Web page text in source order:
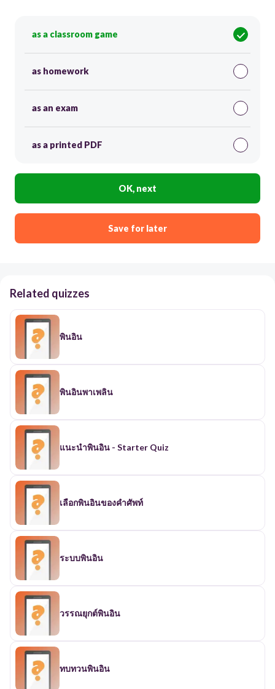
as a classroom game
as homework
as an exam
as a printed PDF
OK, next
Save for later
Related quizzes
พินอิน
พินอินพาเพลิน
แนะนำพินอิน - Starter Quiz
เลือกพินอินของคำศัพท์
ระบบพินอิน
วรรณยุกต์พินอิน
ทบทวนพินอิน